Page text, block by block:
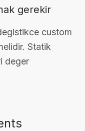
gerekir
custom
Statik
deger